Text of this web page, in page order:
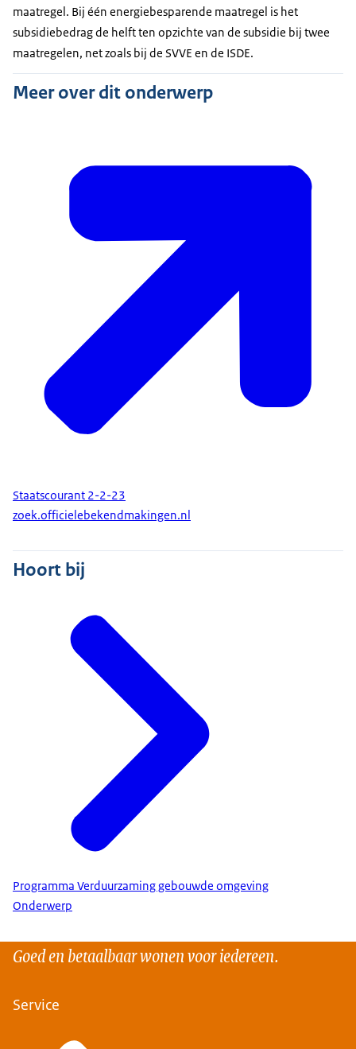
maatregel. Bij één energiebesparende maatregel is het
subsidiebedrag de helft ten opzichte van de subsidie bij twee
maatregelen, net zoals bij de SVVE en de ISDE.
Meer over dit onderwerp
Staatscourant 2-2-23
zoek.officielebekendmakingen.nl
Hoort bij
Programma Verduurzaming gebouwde omgeving
Onderwerp
Goed en betaalbaar wonen voor iedereen.
Service